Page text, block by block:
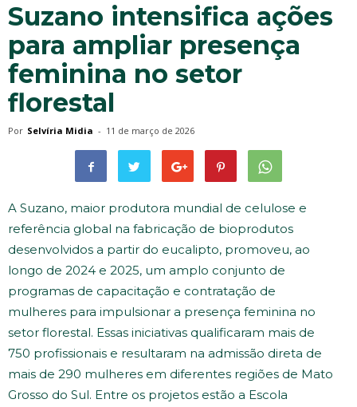
Suzano intensifica ações
para ampliar presença
feminina no setor
florestal
Por Selvíria Midia - 11 de março de 2026
A Suzano, maior produtora mundial de celulose e
referência global na fabricação de bioprodutos
desenvolvidos a partir do eucalipto, promoveu, ao
longo de 2024 e 2025, um amplo conjunto de
programas de capacitação e contratação de
mulheres para impulsionar a presença feminina no
setor florestal. Essas iniciativas qualificaram mais de
750 profissionais e resultaram na admissão direta de
mais de 290 mulheres em diferentes regiões de Mato
Grosso do Sul. Entre os projetos estão a Escola